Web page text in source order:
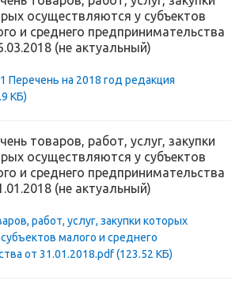
осуществляются у субъектов
и среднего предпринимательства
(не актуальный)
Перечень на 2018 год редакция
КБ)
товаров, работ, услуг, закупки
осуществляются у субъектов
и среднего предпринимательства
(не актуальный)
работ, услуг, закупки которых
малого и среднего
от 31.01.2018.pdf(123.52 КБ)